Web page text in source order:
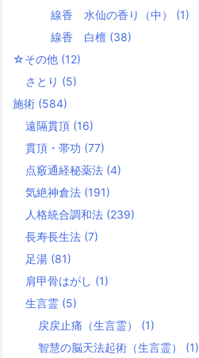
線香 水仙の香り（中） (1)
線香 白檀 (38)
☆その他 (12)
さとり (5)
施術 (584)
遠隔貫頂 (16)
貫頂・帯功 (77)
点竅通経秘薬法 (4)
気絶神倉法 (191)
人格統合調和法 (239)
長寿長生法 (7)
足湯 (81)
肩甲骨はがし (1)
生言霊 (5)
戻戻止痛（生言霊） (1)
智慧の脳天法起術（生言霊） (1)